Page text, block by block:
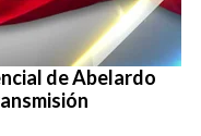
de Abelardo